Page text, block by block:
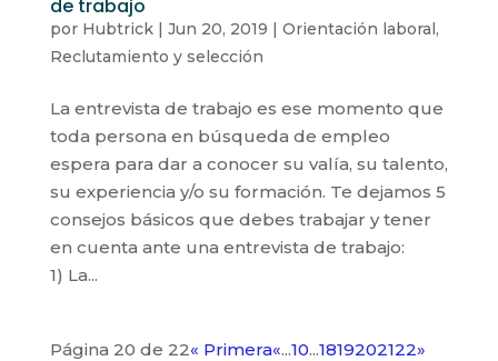
de trabajo
por Hubtrick| Jun 20, 2019 | Orientación laboral,
Reclutamiento y selección
La entrevista de trabajo es ese momento que
toda persona en búsqueda de empleo
espera para dar a conocer su valía, su talento,
su experiencia y/o su formación. Te dejamos 5
consejos básicos que debes trabajar y tener
en cuenta ante una entrevista de trabajo:
1) La...
Página 20 de 22« Primera«...10...1819202122»